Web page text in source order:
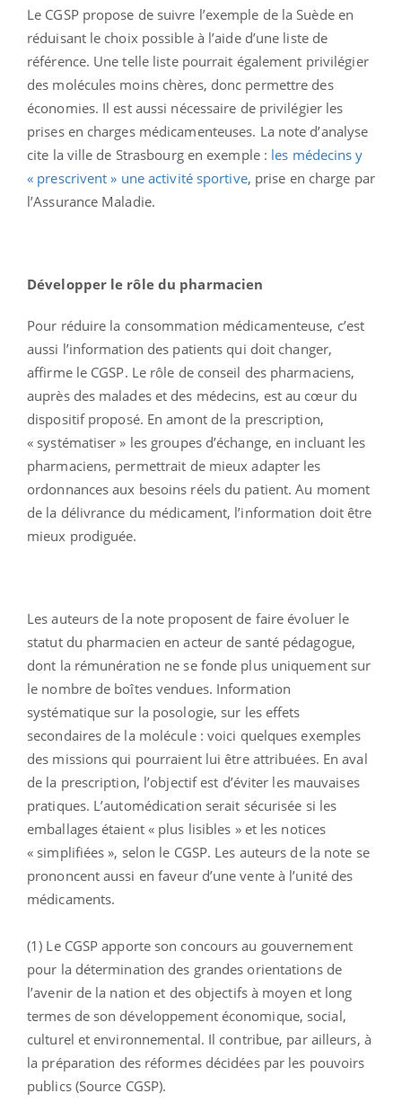
Le CGSP propose de suivre l’exemple de la Suède en
réduisant le choix possible à l’aide d’une liste de
référence. Une telle liste pourrait également privilégier
des molécules moins chères, donc permettre des
économies. Il est aussi nécessaire de privilégier les
prises en charges médicamenteuses. La note d’analyse
cite la ville de Strasbourg en exemple : les médecins y
« prescrivent » une activité sportive, prise en charge par
l’Assurance Maladie.
Développer le rôle du pharmacien
Pour réduire la consommation médicamenteuse, c’est
aussi l’information des patients qui doit changer,
affirme le CGSP. Le rôle de conseil des pharmaciens,
auprès des malades et des médecins, est au cœur du
dispositif proposé. En amont de la prescription,
« systématiser » les groupes d’échange, en incluant les
pharmaciens, permettrait de mieux adapter les
ordonnances aux besoins réels du patient. Au moment
de la délivrance du médicament, l’information doit être
mieux prodiguée.
Les auteurs de la note proposent de faire évoluer le
statut du pharmacien en acteur de santé pédagogue,
dont la rémunération ne se fonde plus uniquement sur
le nombre de boîtes vendues. Information
systématique sur la posologie, sur les effets
secondaires de la molécule : voici quelques exemples
des missions qui pourraient lui être attribuées. En aval
de la prescription, l’objectif est d’éviter les mauvaises
pratiques. L’automédication serait sécurisée si les
emballages étaient « plus lisibles » et les notices
« simplifiées », selon le CGSP. Les auteurs de la note se
prononcent aussi en faveur d’une vente à l’unité des
médicaments.
(1) Le CGSP apporte son concours au gouvernement
pour la détermination des grandes orientations de
l’avenir de la nation et des objectifs à moyen et long
termes de son développement économique, social,
culturel et environnemental. Il contribue, par ailleurs, à
la préparation des réformes décidées par les pouvoirs
publics (Source CGSP).